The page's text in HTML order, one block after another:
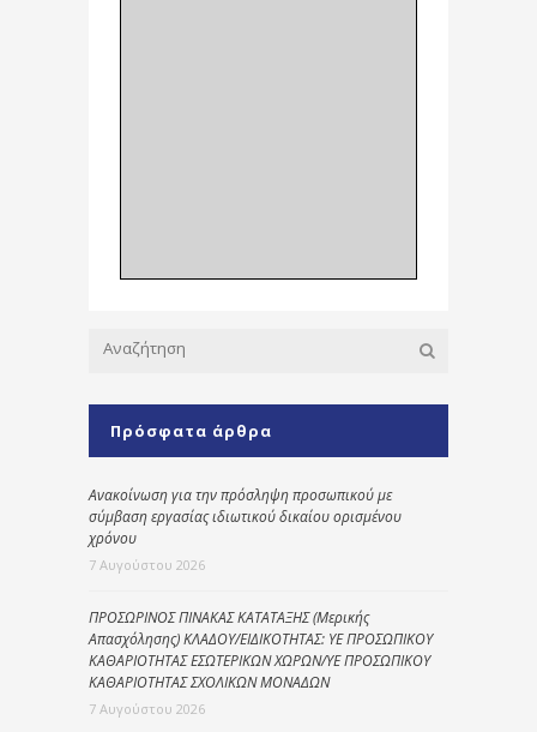
Πρόσφατα άρθρα
Ανακοίνωση για την πρόσληψη προσωπικού με
σύμβαση εργασίας ιδιωτικού δικαίου ορισμένου
χρόνου
7 Αυγούστου 2026
ΠΡΟΣΩΡΙΝΟΣ ΠΙΝΑΚΑΣ ΚΑΤΑΤΑΞΗΣ (Μερικής
Απασχόλησης) ΚΛΑΔΟΥ/ΕΙΔΙΚΟΤΗΤΑΣ: ΥΕ ΠΡΟΣΩΠΙΚΟΥ
ΚΑΘΑΡΙΟΤΗΤΑΣ ΕΣΩΤΕΡΙΚΩΝ ΧΩΡΩΝ/ΥΕ ΠΡΟΣΩΠΙΚΟΥ
ΚΑΘΑΡΙΟΤΗΤΑΣ ΣΧΟΛΙΚΩΝ ΜΟΝΑΔΩΝ
7 Αυγούστου 2026